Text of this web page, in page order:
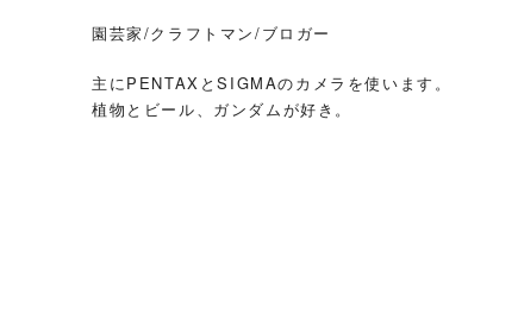
園芸家/クラフトマン/ブロガー
主にPENTAXとSIGMAのカメラを使います。
植物とビール、ガンダムが好き。